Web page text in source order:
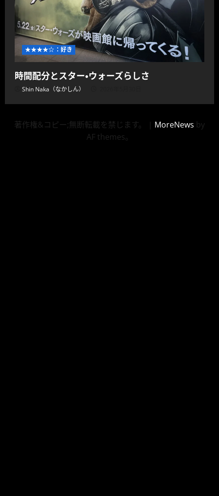
★★★★☆：好き
時間配分とスター・ウォーズらしさ
Shin Naka（なかしん）
著作権&コピー;無断転載を禁じます。 | MoreNews by
AF themes。